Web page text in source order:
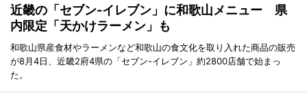
近畿の「セブン-イレブン」に和歌山メニュー 県
内限定「天かけラーメン」も
和歌山県産食材やラーメンなど和歌山の食文化を取り入れた商品の販売
が8月4日、近畿2府4県の「セブン-イレブン」約2800店舗で始まっ
た。